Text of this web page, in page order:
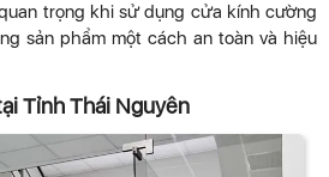
trọng khi sử dụng cửa kính cường
sản phẩm một cách an toàn và hiệu
Tỉnh Thái Nguyên